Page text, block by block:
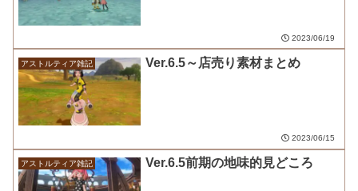
2023/06/19
アストルティア雑記 Ver.6.5～店売り素材まとめ
2023/06/15
アストルティア雑記 Ver.6.5前期の地味的見どころ